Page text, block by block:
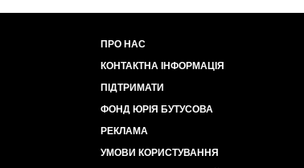
ПРО НАС
КОНТАКТНА ІНФОРМАЦІЯ
ПІДТРИМАТИ
ФОНД ЮРІЯ БУТУСОВА
РЕКЛАМА
УМОВИ КОРИСТУВАННЯ